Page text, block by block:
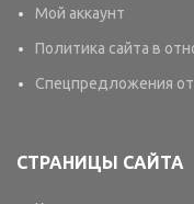
Мой аккаунт
Политика сайта в
Спецпредложения
СТРАНИЦЫ САЙТА